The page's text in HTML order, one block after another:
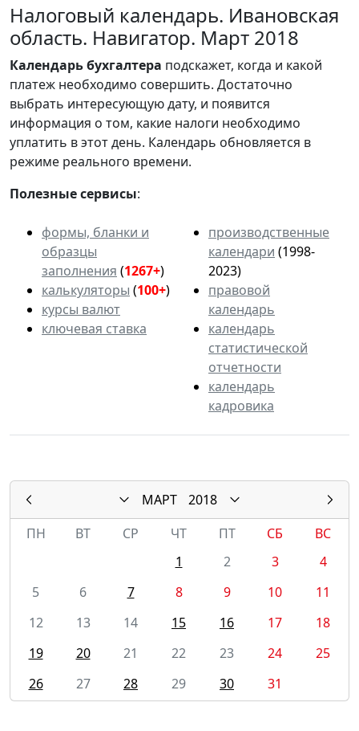
Налоговый календарь. Ивановская
область. Навигатор. Март 2018
Календарьбухгалтера подскажет, когда и какой
платеж необходимо совершить. Достаточно
выбрать интересующую дату, и появится
информация о том, какие налоги необходимо
уплатить в этот день. Календарь обновляется в
режиме реального времени.
Полезные сервисы:
формы, бланки и
образцы
заполнения (1267+)
калькуляторы (100+)
курсы валют
ключевая ставка
производственные
календари (1998-
2023)
правовой
календарь
календарь
статистической
отчетности
календарь
кадровика
МАРТ
2018
ПН
ВТ СР ЧТ ПТ СБ
ВС
1
2 3
4
5
6 7 8 9 10
11
12
13 14 15 16 17
18
19
20 21 22 23 24
25
26
27 28 29 30 31